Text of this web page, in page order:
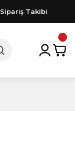
Sipariş Takibi